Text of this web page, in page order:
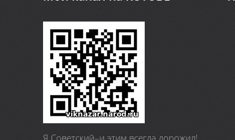
Мой канал на RUTUBE